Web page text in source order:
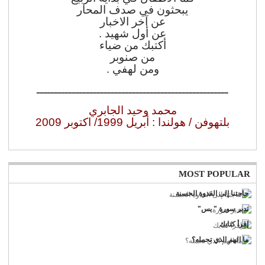
يبحثون في صدف المحار
عن آخر الاخبار
عن أول شهيد .
أكتبك من ضياء
من صنوبر
ومن لهفي .
ــــــــــــــــــــــــــــــــــــــــــــــــــــــ
محمد وحيد الجابري
بلتهوفن / هولندا : أبريل 1999/ اكتوبر 2009
MOST POPULAR
حاجتنا إلى القدوة الحسنة
تدبر سورة " يس"
إقرأ كتابك
ما الهم الذي تحمله؟